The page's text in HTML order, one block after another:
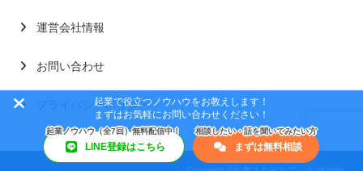
運営会社情報
お問い合わせ
プライバシーポリシー
起業で役立つノウハウをお教えします！
まずはお気軽にお問い合わせください！
LINE登録はこちら まずは無料相談